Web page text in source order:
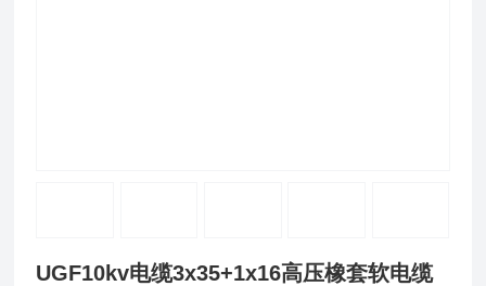
UGF10kv电缆3x35+1x16高压橡套软电缆